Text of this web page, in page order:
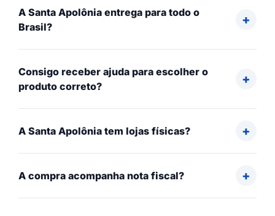
A Santa Apolônia entrega para todo o
Brasil?
Consigo receber ajuda para escolher o
produto correto?
A Santa Apolônia tem lojas físicas?
A compra acompanha nota fiscal?